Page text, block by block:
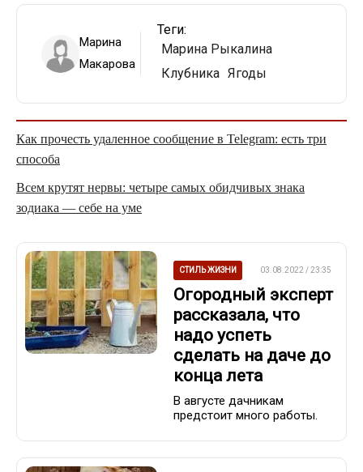
Марина
Макарова
Теги:
Марина Рыкалина
Клубника Ягоды
Как прочесть удаленное сообщение в Telegram: есть три
способа
Всем крутят нервы: четыре самых обидчивых знака
зодиака — себе на уме
СТИЛЬ ЖИЗНИ 03.08.2022 / 23:35
Огородный эксперт
рассказала, что
надо успеть
сделать на даче до
конца лета
В августе дачникам
предстоит много работы.